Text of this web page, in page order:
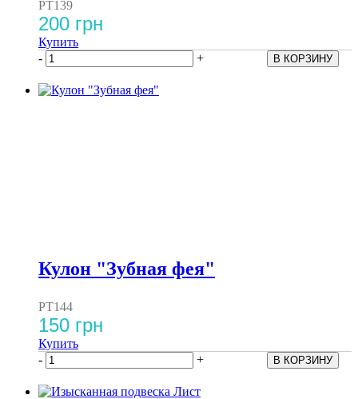
PT139
200 грн
Купить
-
+
Кулон "Зубная фея"
PT144
150 грн
Купить
-
+